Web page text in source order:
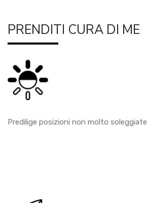
PRENDITI CURA DI ME
Predilige posizioni non molto soleggiate